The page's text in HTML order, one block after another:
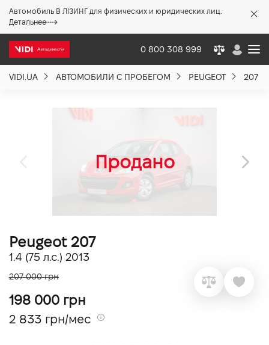
Автомобиль В ЛІЗИНГ для физических и юридических лиц.
Детальнее
0 800 308 999
VIDI.UA АВТОМОБИЛИ С ПРОБЕГОМ PEUGEOT 207
Peugeot 207
1.4 (75 л.с.) 2013
207 000 грн
198 000 грн
2 833 грн/мес
Политика качества
Вакансии
VIDI Карьера
Контакты